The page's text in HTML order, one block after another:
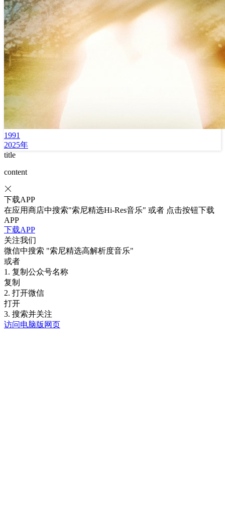
1991
2025年
title
content
下载APP
在应用商店中搜索"索尼精选Hi-Res音乐" 或者 点击按钮下载
APP
下载APP
关注我们
微信中搜索 "索尼精选高解析度音乐"
或者
1. 复制公众号名称
复制
2. 打开微信
打开
3. 搜索并关注
访问电脑版网页